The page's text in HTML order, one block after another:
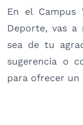
En el Campus
Deporte, vas a
sea de tu
sugerencia o
para ofrecer un